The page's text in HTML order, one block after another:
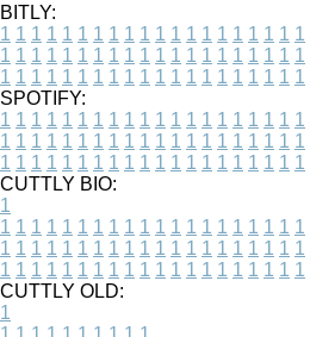
BITLY:
1 1 1 1 1 1 1 1 1 1 1 1 1 1 1 1 1 1 1 1
1 1 1 1 1 1 1 1 1 1 1 1 1 1 1 1 1 1 1 1
1 1 1 1 1 1 1 1 1 1 1 1 1 1 1 1 1 1 1 1
SPOTIFY:
1 1 1 1 1 1 1 1 1 1 1 1 1 1 1 1 1 1 1 1
1 1 1 1 1 1 1 1 1 1 1 1 1 1 1 1 1 1 1 1
1 1 1 1 1 1 1 1 1 1 1 1 1 1 1 1 1 1 1 1
CUTTLY BIO:
1
1 1 1 1 1 1 1 1 1 1 1 1 1 1 1 1 1 1 1 1
1 1 1 1 1 1 1 1 1 1 1 1 1 1 1 1 1 1 1 1
1 1 1 1 1 1 1 1 1 1 1 1 1 1 1 1 1 1 1 1
CUTTLY OLD:
1